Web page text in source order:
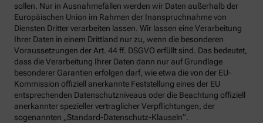
sollen. Nur in Ausnahmefällen werden wir Daten außerhalb der
Europäischen Union im Rahmen der Inanspruchnahme von
Diensten Dritter verarbeiten lassen. Wir lassen eine Verarbeitung
Ihrer Daten in einem Drittland nur zu, wenn die besonderen
Voraussetzungen der Art. 44 ff. DSGVO erfüllt sind. Das bedeutet,
dass die Verarbeitung Ihrer Daten dann nur auf Grundlage
besonderer Garantien erfolgen darf, wie etwa die von der EU-
Kommission offiziell anerkannte Feststellung eines der EU
entsprechenden Datenschutzniveaus oder die Beachtung offiziell
anerkannter spezieller vertraglicher Verpflichtungen, der
sogenannten „Standard-Datenschutz-Klauseln“.